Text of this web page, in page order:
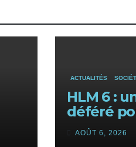
ACTUALITÉS
HLM 6 :
déféré
tenté de
etAOÛT 6, 2026